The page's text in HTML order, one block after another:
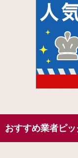
おすすめ業者ピ